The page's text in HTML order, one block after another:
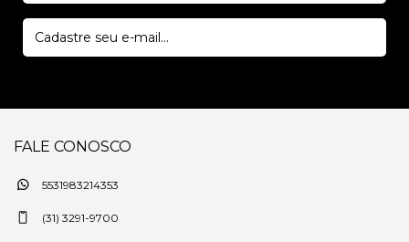
FALE CONOSCO
5531983214353
(31) 3291-9700